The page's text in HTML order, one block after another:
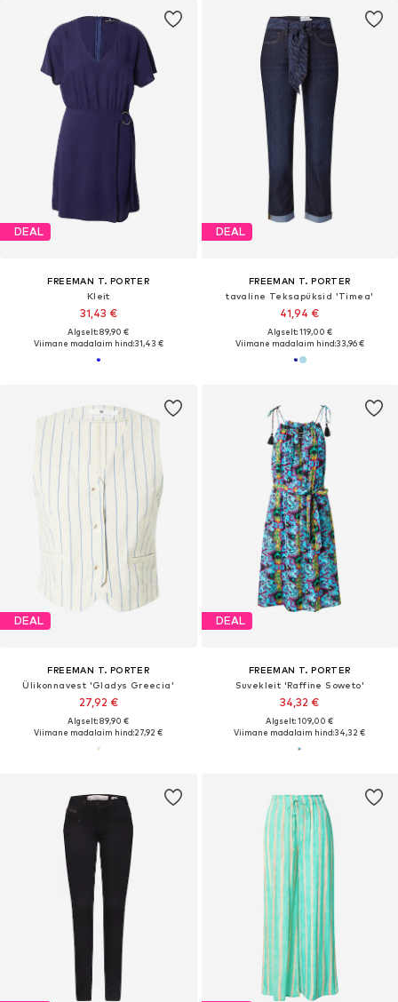
DEAL
FREEMAN T. PORTER
Kleit
31,43 €
Algselt: 89,90 €
Viimane madalaim hind:31,43 €
DEAL
FREEMAN T. PORTER
tavaline Teksapüksid 'Timea'
41,94 €
Algselt: 119,00 €
Viimane madalaim hind:33,96 €
DEAL
FREEMAN T. PORTER
Ülikonnavest 'Gladys Greecia'
27,92 €
Algselt: 89,90 €
Viimane madalaim hind:27,92 €
DEAL
FREEMAN T. PORTER
Suvekleit 'Raffine Soweto'
34,32 €
Algselt: 109,00 €
Viimane madalaim hind:34,32 €